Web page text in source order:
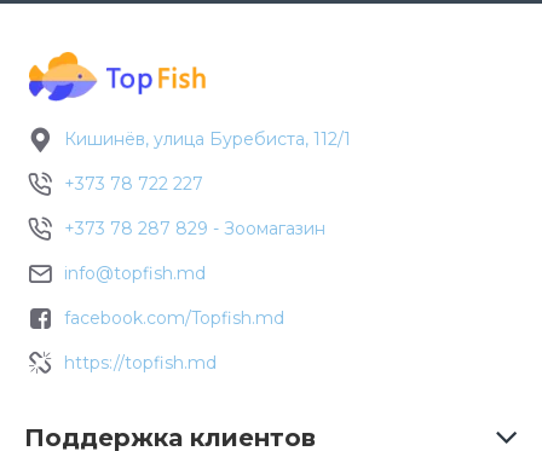
Кишинёв, улица Буребиста, 112/1
+373 78 722 227
+373 78 287 829 - Зоомагазин
info@topfish.md
facebook.com/Topfish.md
https://topfish.md
Поддержка клиентов